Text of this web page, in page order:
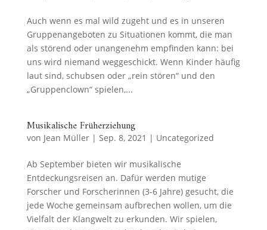
Auch wenn es mal wild zugeht und es in unseren
Gruppenangeboten zu Situationen kommt, die man
als störend oder unangenehm empfinden kann: bei
uns wird niemand weggeschickt. Wenn Kinder häufig
laut sind, schubsen oder „rein stören“ und den
„Gruppenclown“ spielen,...
Musikalische Früherziehung
von Jean Müller| Sep. 8, 2021 | Uncategorized
Ab September bieten wir musikalische
Entdeckungsreisen an. Dafür werden mutige
Forscher und Forscherinnen (3-6 Jahre) gesucht, die
jede Woche gemeinsam aufbrechen wollen, um die
Vielfalt der Klangwelt zu erkunden. Wir spielen,